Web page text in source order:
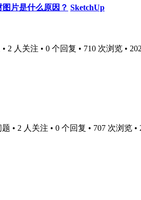
片是什么原因？ SketchUp
2 人关注 • 0 个回复 • 710 次浏览 •
• 2 人关注 • 0 个回复 • 707 次浏览 •